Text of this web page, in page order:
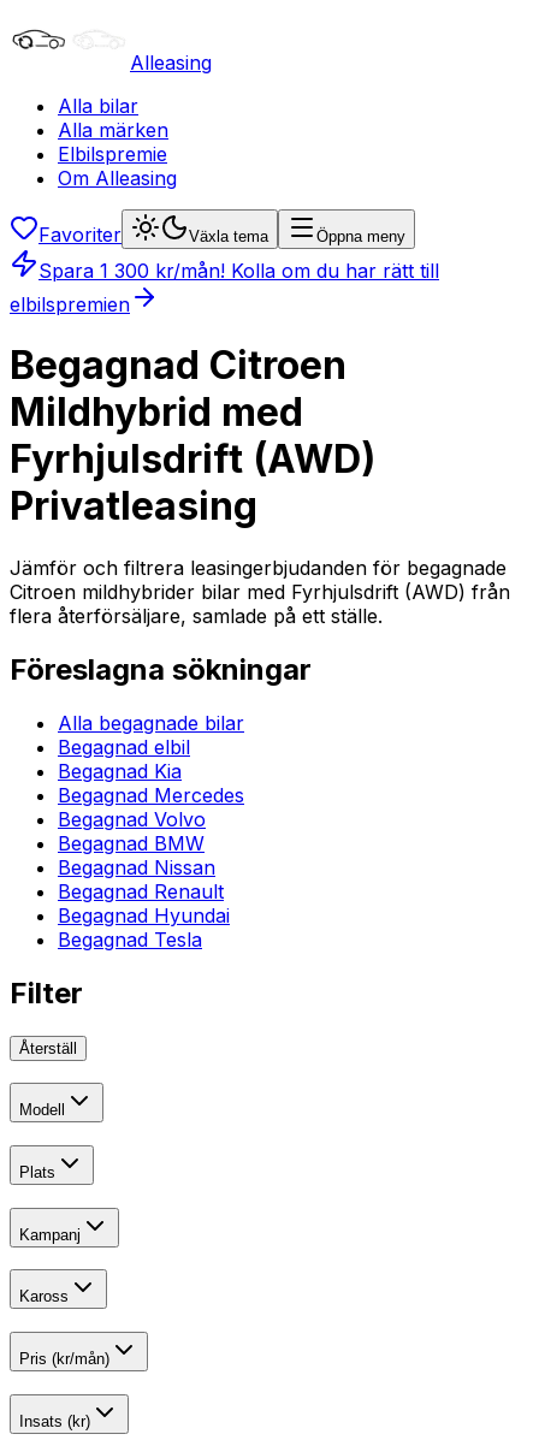
Alleasing
Alla bilar
Alla märken
Elbilspremie
Om Alleasing
Favoriter Växla tema Öppna meny
Spara 1 300 kr/mån! Kolla om du har rätt till
elbilspremien
Begagnad Citroen
Mildhybrid med
Fyrhjulsdrift (AWD)
Privatleasing
Jämför och filtrera leasingerbjudanden för begagnade
Citroen mildhybrider bilar med Fyrhjulsdrift (AWD) från
flera återförsäljare, samlade på ett ställe.
Föreslagna sökningar
Alla begagnade bilar
Begagnad elbil
Begagnad Kia
Begagnad Mercedes
Begagnad Volvo
Begagnad BMW
Begagnad Nissan
Begagnad Renault
Begagnad Hyundai
Begagnad Tesla
Filter
Återställ
Modell
Plats
Kampanj
Kaross
Pris (kr/mån)
Insats (kr)